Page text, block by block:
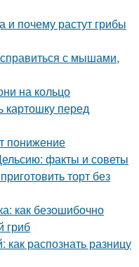
и почему растут грибы
с мышами,
на кольцо
картошку перед
понижение
факты и советы
торт без
как безошибочно
гриб
распознать разницу